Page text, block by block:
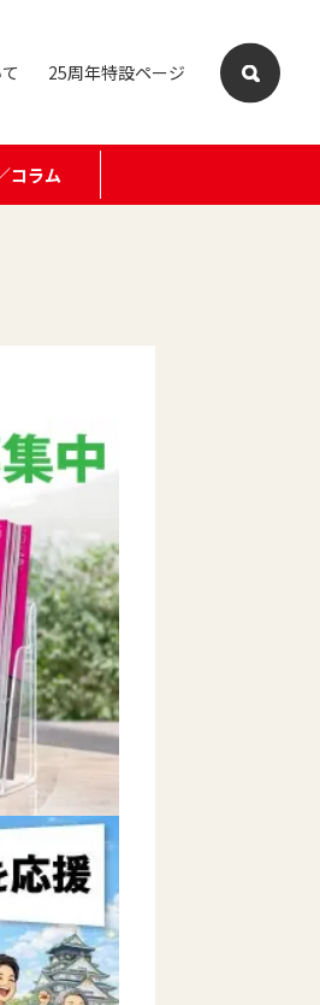
25周年特設ページ
コラム